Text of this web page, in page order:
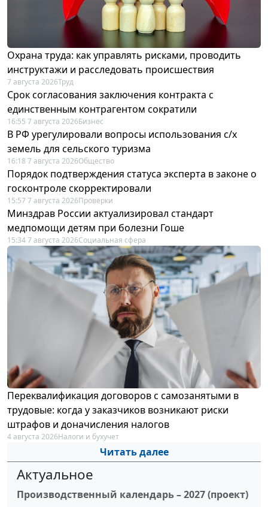
Охрана труда: как управлять рисками, проводить
инструктажи и расследовать происшествия
7 августа 2026Труд
Срок согласования заключения контракта с
единственным контрагентом сократили
16:55 7 августа 2026Бизнес
В РФ урегулировали вопросы использования с/х
земель для сельского туризма
16:18 7 августа 2026Общество
Порядок подтверждения статуса эксперта в законе о
госконтроле скорректировали
15:57 7 августа 2026Проверки
Минздрав России актуализировал стандарт
медпомощи детям при болезни Гоше
15:34 7 августа 2026Социальная сфера
Переквалификация договоров с самозанятыми в
трудовые: когда у заказчиков возникают риски
штрафов и доначисления налогов
4 августа 2026Налоги и бухучет
Читать далее
Актуальное
Производственный календарь – 2027 (проект)